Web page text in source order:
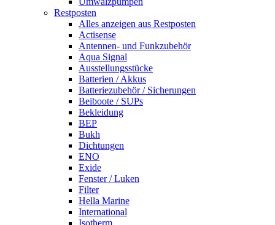
Restposten
Alles anzeigen aus Restposten
Actisense
Antennen- und Funkzubehör
Aqua Signal
Ausstellungsstücke
Batterien / Akkus
Batteriezubehör / Sicherungen
Beiboote / SUPs
Bekleidung
BEP
Bukh
Dichtungen
ENO
Exide
Fenster / Luken
Filter
Hella Marine
International
Isotherm